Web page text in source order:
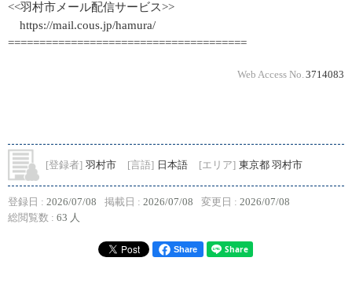
<<羽村市メール配信サービス>>
https://mail.cous.jp/hamura/
======================================
Web Access No. 3714083
[登録者] 羽村市 [言語] 日本語 [エリア] 東京都 羽村市
登録日 : 2026/07/08 掲載日 : 2026/07/08 変更日 : 2026/07/08
総閲覧数 : 63 人
Share